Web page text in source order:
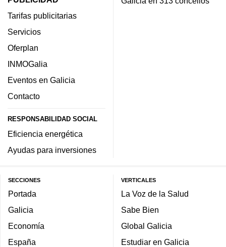
Tarifas publicitarias
Servicios
Oferplan
INMOGalia
Eventos en Galicia
Contacto
RESPONSABILIDAD SOCIAL
Eficiencia energética
Ayudas para inversiones
SECCIONES
Portada
Galicia
Economía
España
VERTICALES
La Voz de la Salud
Sabe Bien
Global Galicia
Estudiar en Galicia